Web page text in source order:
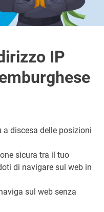
IP
a discesa delle posizioni
sicura tra il tuo
di navigare sul web in
sul web senza